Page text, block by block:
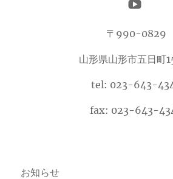
〒990-0829
山形県山形市五日町
tel: 023-643-
fax: 023-643-
お知らせ